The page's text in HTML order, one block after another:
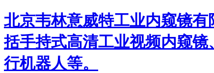
北京韦林意威特工业内窥镜
括手持式高清工业视频内窥
行机器人等。